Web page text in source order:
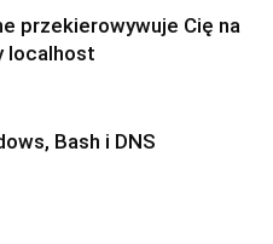
przekierowywuje Cię na
localhost
Bash i DNS